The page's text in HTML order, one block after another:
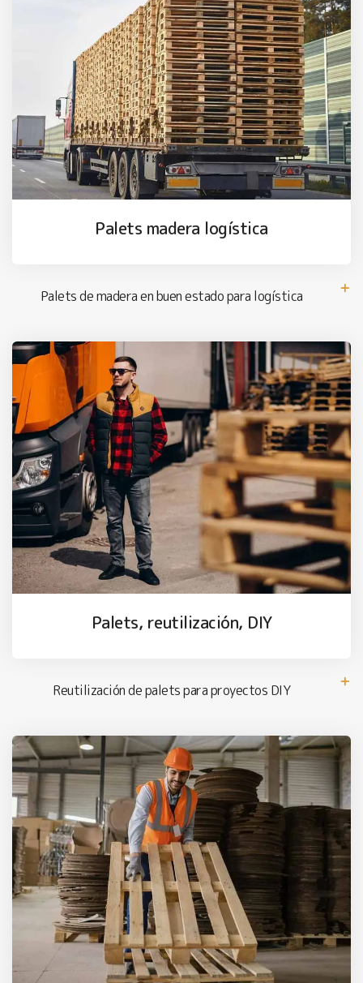
Palets madera logística
Palets de madera en buen estado para logística
Palets, reutilización, DIY
Reutilización de palets para proyectos DIY